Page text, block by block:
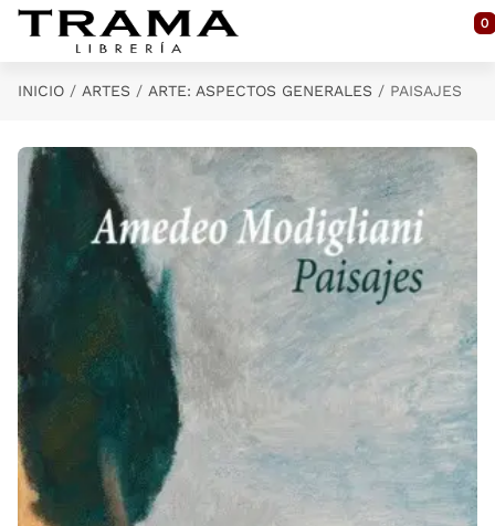
Saltar al contenido principal
0
INICIO ARTES ARTE: ASPECTOS GENERALES PAISAJES